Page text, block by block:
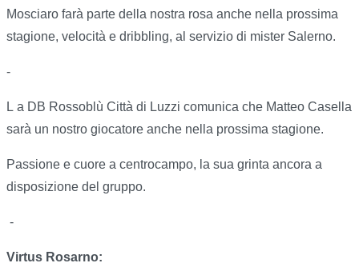
Mosciaro farà parte della nostra rosa anche nella prossima
stagione, velocità e dribbling, al servizio di mister Salerno.
-
L a DB Rossoblù Città di Luzzi comunica che Matteo Casella
sarà un nostro giocatore anche nella prossima stagione.
Passione e cuore a centrocampo, la sua grinta ancora a
disposizione del gruppo.
-
Virtus Rosarno: